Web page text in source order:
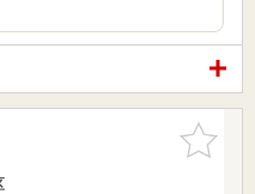
お気に入
りに追加